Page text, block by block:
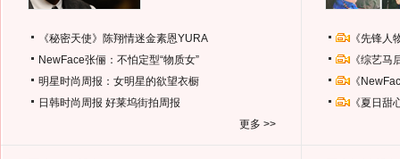
《秘密天使》陈翔情迷金素恩YURA
NewFace张俪：不怕定型“物质女”
明星时尚周报：女明星的欲望衣橱
日韩时尚周报 好莱坞街拍周报
更多 >>
《先锋
《综艺
《
《夏日